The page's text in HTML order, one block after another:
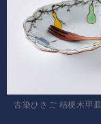
古染ひさご 桔梗木甲皿